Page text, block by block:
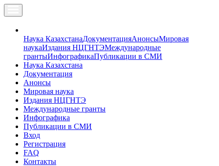
Наука КазахстанаДокументацияАнонсыМировая
наукаИздания НЦГНТЭМеждународные
грантыИнфографикаПубликации в СМИ
Наука Казахстана
Документация
Анонсы
Мировая наука
Издания НЦГНТЭ
Международные гранты
Инфографика
Публикации в СМИ
Вход
Регистрация
FAQ
Контакты